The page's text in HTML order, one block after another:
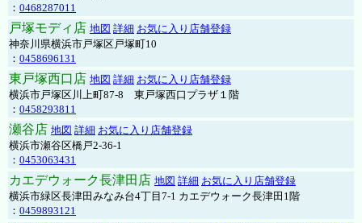
： 0468287011
戸塚モディ店 地図 詳細 お気に入り店舗登録
神奈川県横浜市戸塚区戸塚町10
： 0458696131
東戸塚西口店 地図 詳細 お気に入り店舗登録
横浜市戸塚区川上町87-8 東戸塚西口プラザ１階
： 0458293811
瀬谷店 地図 詳細 お気に入り店舗登録
横浜市瀬谷区橋戸2-36-1
： 0453063431
カエデウォーク長津田店 地図 詳細 お気に入り店舗登録
横浜市緑区長津田みなみ台4丁目7-1 カエデウォーク長津田1階
： 0459893121